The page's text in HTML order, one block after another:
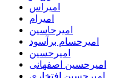
امیراس
امیرام
امیرحاسین
امیرحسام برآسود
امیرحسین
امیرحسین اصفهانی
امیرحسین افتخاری